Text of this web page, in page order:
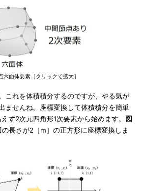
面体要素［クリックで拡大］
これを体積積分するのですが、やる気が
ませんね。座標変換して体積積分を簡単
ず2次元四角形1次要素から始めます。
図
長さが2［m］の正方形に座標変換しま